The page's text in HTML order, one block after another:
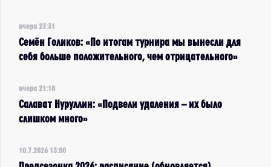
вчера 23:31
Семён Голиков: «По итогам турнира мы вынесли для
себя больше положительного, чем отрицательного»
вчера 21:18
Салават Нуруллин: «Подвели удаления – их было
слишком много»
10.7.2026 13:00